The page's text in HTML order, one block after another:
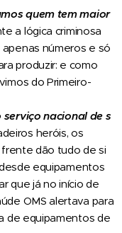
quem temmaior
a lógica criminosa
números e só
produzir: e como
do Primeiro-
serviçonacionalde s
heróis, os
dão tudo de si
equipamentos
que já no início de
OMS alertava para
de equipamentos de